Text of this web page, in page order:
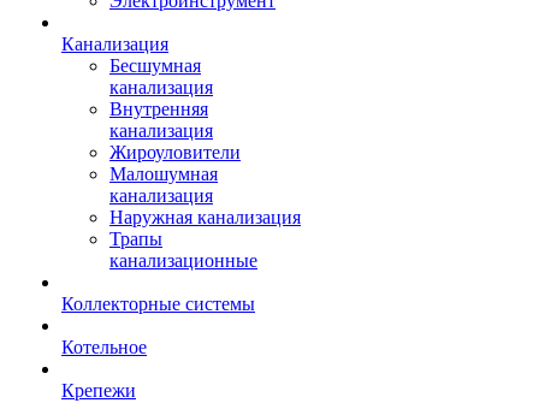
Канализация
Бесшумная
канализация
Внутренняя
канализация
Жироуловители
Малошумная
канализация
Наружная канализация
Трапы
канализационные
Коллекторные системы
Котельное
Крепежи